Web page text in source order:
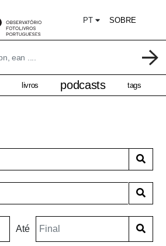
PT SOBRE
livros podcasts tags
Até